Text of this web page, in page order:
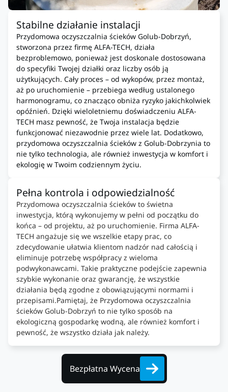
Stabilne działanie instalacji
Przydomowa oczyszczalnia ścieków Golub-Dobrzyń,
stworzona przez firmę ALFA-TECH, działa
bezproblemowo, ponieważ jest doskonale dostosowana
do specyfiki Twojej działki oraz liczby osób ją
użytkujących. Cały proces – od wykopów, przez montaż,
aż po uruchomienie – przebiega według ustalonego
harmonogramu, co znacząco obniża ryzyko jakichkolwiek
opóźnień. Dzięki wieloletniemu doświadczeniu ALFA-
TECH masz pewność, że Twoja instalacja będzie
funkcjonować niezawodnie przez wiele lat. Dodatkowo,
przydomowa oczyszczalnia ścieków z Golub-Dobrzynia to
nie tylko technologia, ale również inwestycja w komfort i
ekologię w Twoim codziennym życiu.
Pełna kontrola i odpowiedzialność
Przydomowa oczyszczalnia ścieków to świetna
inwestycja, którą wykonujemy w pełni od początku do
końca – od projektu, aż po uruchomienie. Firma ALFA-
TECH angażuje się we wszelkie etapy prac, co
zdecydowanie ułatwia klientom nadzór nad całością i
eliminuje potrzebę współpracy z wieloma
podwykonawcami. Takie praktyczne podejście zapewnia
szybkie wykonanie oraz gwarancję, że wszystkie
działania będą zgodne z obowiązującymi normami i
przepisami.Pamiętaj, że Przydomowa oczyszczalnia
ścieków Golub-Dobrzyń to nie tylko sposób na
ekologiczną gospodarkę wodną, ale również komfort i
pewność, że wszystko działa jak należy.
Bezpłatna Wycena